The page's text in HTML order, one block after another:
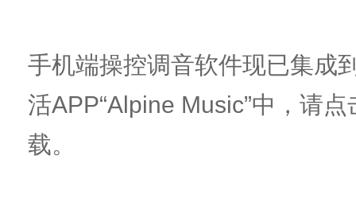
手机端操控调音软件现已集成
活APP“Alpine Music”中，请
载。